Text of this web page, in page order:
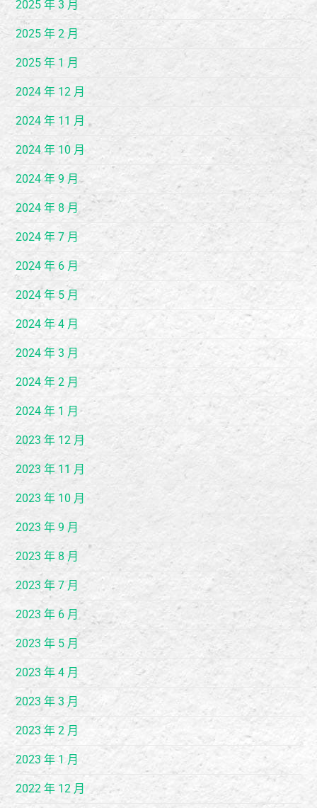
2025 年 3 月
2025 年 2 月
2025 年 1 月
2024 年 12 月
2024 年 11 月
2024 年 10 月
2024 年 9 月
2024 年 8 月
2024 年 7 月
2024 年 6 月
2024 年 5 月
2024 年 4 月
2024 年 3 月
2024 年 2 月
2024 年 1 月
2023 年 12 月
2023 年 11 月
2023 年 10 月
2023 年 9 月
2023 年 8 月
2023 年 7 月
2023 年 6 月
2023 年 5 月
2023 年 4 月
2023 年 3 月
2023 年 2 月
2023 年 1 月
2022 年 12 月